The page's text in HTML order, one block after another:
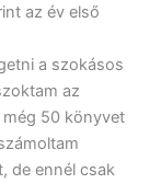
az év első
a szokásos
az
50 könyvet
de ennél csak